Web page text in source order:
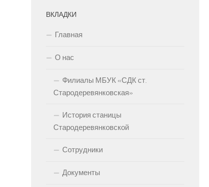
ВКЛАДКИ
Главная
О нас
Филиалы МБУК «СДК ст.
Стародеревянковская»
История станицы
Стародеревянковской
Сотрудники
Документы